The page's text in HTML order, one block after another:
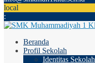
local
:
Beranda
Profil Sekolah
Identitas Sekolah